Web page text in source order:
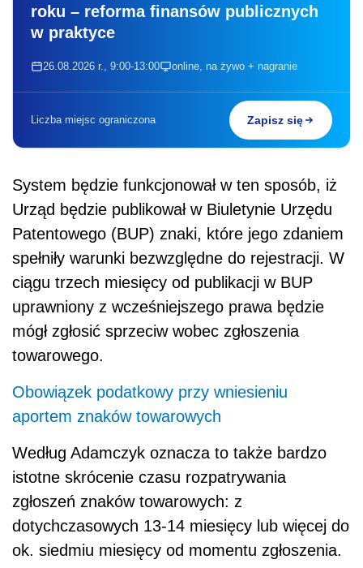
roku – reforma finansów publicznych
w praktyce
26.08.2026 r., 9:00-13:00 online, na żywo + nagranie
Liczba miejsc ograniczona Zapisz się
System będzie funkcjonował w ten sposób, iż
Urząd będzie publikował w Biuletynie Urzędu
Patentowego (BUP) znaki, które jego zdaniem
spełniły warunki bezwzględne do rejestracji. W
ciągu trzech miesięcy od publikacji w BUP
uprawniony z wcześniejszego prawa będzie
mógł zgłosić sprzeciw wobec zgłoszenia
towarowego.
Obowiązek podatkowy przy wniesieniu
aportem znaków towarowych
Według Adamczyk oznacza to także bardzo
istotne skrócenie czasu rozpatrywania
zgłoszeń znaków towarowych: z
dotychczasowych 13-14 miesięcy lub więcej do
ok. siedmiu miesięcy od momentu zgłoszenia.